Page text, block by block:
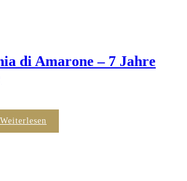
di Amarone – 7 Jahre
Weiterlesen